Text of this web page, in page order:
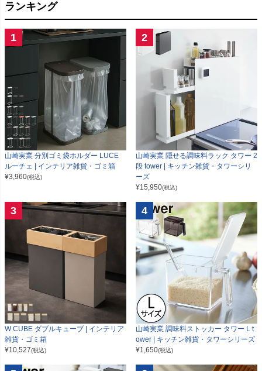
ランキング
1
山崎実業 分別ゴミ袋ホルダー LUCE
ルーチェ | インテリア雑貨・ゴミ箱
¥3,960(税込)
2
山崎実業 隠せる調味料ラック タワー 2
段 tower | キッチン雑貨・タワーシリ
ーズ
¥15,950(税込)
3
W CUBE ダブルキューブ | インテリア
雑貨・ゴミ箱
¥10,527(税込)
4
山崎実業 調味料ストッカー タワー L t
ower | キッチン雑貨・タワーシリーズ
¥1,650(税込)